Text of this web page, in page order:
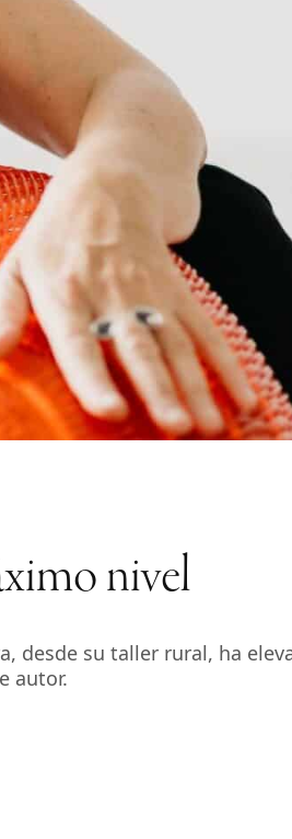
nivel
desde su taller rural, ha
autor.